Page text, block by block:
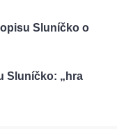
Sluníčko o
Sluníčko: „hra